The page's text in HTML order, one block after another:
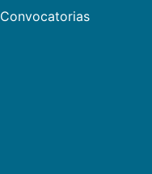
Convocatorias